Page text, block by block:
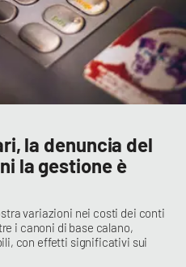
la denuncia del
la gestione è
variazioni nei costi dei conti
i canoni di base calano,
con effetti significativi sui